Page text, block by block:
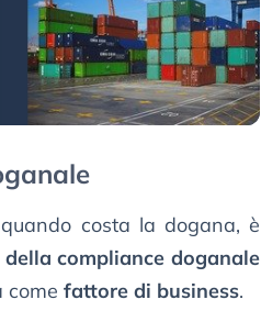
costa la dogana, è
compliance doganale
come fattore di business.